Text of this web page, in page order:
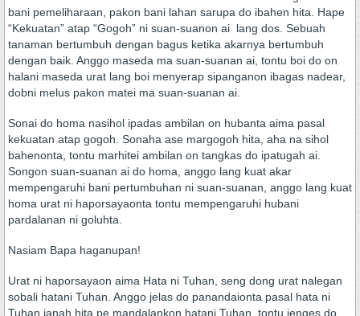
bani pemeliharaan, pakon bani lahan sarupa do ibahen hita. Hape
“Kekuatan” atap “Gogoh” ni suan-suanon ai lang dos. Sebuah
tanaman bertumbuh dengan bagus ketika akarnya bertumbuh
dengan baik. Anggo maseda ma suan-suanan ai, tontu boi do on
halani maseda urat lang boi menyerap sipanganon ibagas nadear,
dobni melus pakon matei ma suan-suanan ai.
Sonai do homa nasihol ipadas ambilan on hubanta aima pasal
kekuatan atap gogoh. Sonaha ase margogoh hita, aha na sihol
bahenonta, tontu marhitei ambilan on tangkas do ipatugah ai.
Songon suan-suanan ai do homa, anggo lang kuat akar
mempengaruhi bani pertumbuhan ni suan-suanan, anggo lang kuat
homa urat ni haporsayaonta tontu mempengaruhi hubani
pardalanan ni goluhta.
Nasiam Bapa haganupan!
Urat ni haporsayaon aima Hata ni Tuhan, seng dong urat nalegan
sobali hatani Tuhan. Anggo jelas do panandaionta pasal hata ni
Tuhan janah hita pe mandalankon hatani Tuhan, tontu jenges do